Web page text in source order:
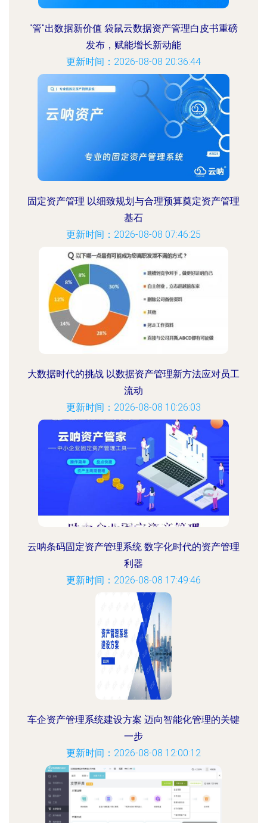
"管"出数据新价值 袋鼠云数据资产管理白皮书重磅
发布，赋能增长新动能
更新时间：2026-08-08 20:36:44
固定资产管理 以细致规划与合理预算奠定资产管理
基石
更新时间：2026-08-08 07:46:25
大数据时代的挑战 以数据资产管理新方法应对员工
流动
更新时间：2026-08-08 10:26:03
云呐条码固定资产管理系统 数字化时代的资产管理
利器
更新时间：2026-08-08 17:49:46
车企资产管理系统建设方案 迈向智能化管理的关键
一步
更新时间：2026-08-08 12:00:12